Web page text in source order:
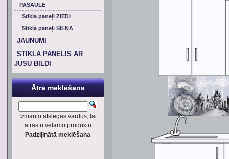
PASAULE
Stikla paneļi ZIEDI
Stikla paneļi SIENA
JAUNUMI
STIKLA PANELIS AR
JŪSU BILDI
Ātrā meklēšana
Izmanto atslēgas vārdus, lai
atrastu vēlamo produktu
Padziļinātā meklēšana